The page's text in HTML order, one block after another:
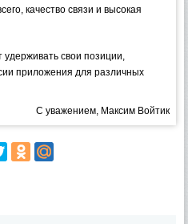
качество связи и высокая
свои позиции,
приложения для различных
С уважением, Максим Войтик